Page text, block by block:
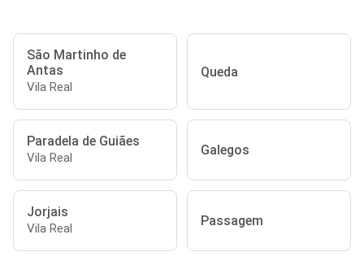
São Martinho de
Antas
Vila Real
Queda
Paradela de Guiães
Vila Real Galegos
Jorjais
Vila Real Passagem